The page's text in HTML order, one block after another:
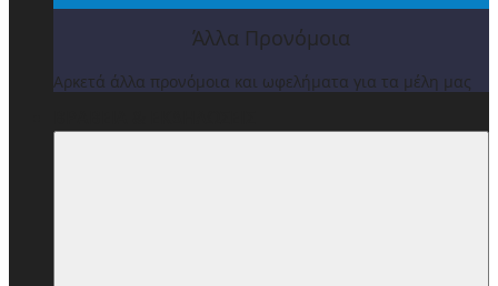
Άλλα Προνόμοια
Αρκετά άλλα προνόμοια και ωφελήματα για τα μέλη μας